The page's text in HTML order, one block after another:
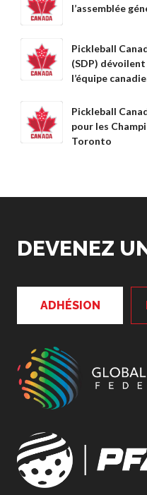
l’assemblée
Pickleball
(SDP)
l’équipe
Pickleball
pour les
Toronto
DEVENEZ
ADHÉSION